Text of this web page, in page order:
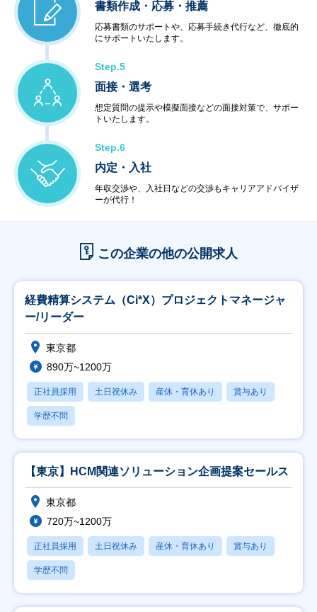
書類作成・応募・推薦
応募書類のサポートや、応募手続き代行など、徹底的
にサポートいたします。
Step.5
面接・選考
想定質問の提示や模擬面接などの面接対策で、サポー
トいたします。
Step.6
内定・入社
年収交渉や、入社日などの交渉もキャリアアドバイザ
ーが代行！
この企業の他の公開求人
経費精算システム（Ci*X）プロジェクトマネージャ
ー/リーダー
東京都
890万~1200万
正社員採用 土日祝休み 産休・育休あり 賞与あり
学歴不問
【東京】HCM関連ソリューション企画提案セールス
東京都
720万~1200万
正社員採用 土日祝休み 産休・育休あり 賞与あり
学歴不問